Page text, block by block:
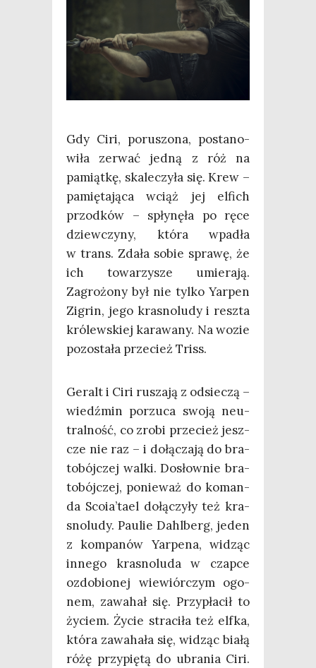
Gdy Ciri, poru­szo­na, posta­no­
wi­ła zerwać jed­ną z róż na
pamiąt­kę, ska­le­czy­ła się. Krew –
pamię­ta­ją­ca wciąż jej elfich
przod­ków – spły­nę­ła po ręce
dziew­czy­ny, któ­ra wpa­dła
w trans. Zda­ła sobie spra­wę, że
ich towa­rzy­sze umie­ra­ją.
Zagro­żo­ny był nie tyl­ko Yar­pen
Zigrin, jego kra­sno­lu­dy i resz­ta
kró­lew­skiej kara­wa­ny. Na wozie
pozo­sta­ła prze­cież Triss.
Geralt i Ciri rusza­ją z odsie­czą –
wiedź­min porzu­ca swo­ją neu­
tral­ność, co zro­bi prze­cież jesz­
cze nie raz – i dołą­cza­ją do bra­
to­bój­czej wal­ki. Dosłow­nie bra­
to­bój­czej, ponie­waż do koman­
da Scoia’tael dołą­czy­ły też kra­
sno­lu­dy. Pau­lie Dahl­berg, jeden
z kom­pa­nów Yar­pe­na, widząc
inne­go kra­sno­lu­da w czap­ce
ozdo­bio­nej wie­wiór­czym ogo­
nem, zawa­hał się. Przy­pła­cił to
życiem. Życie stra­ci­ła też elf­ka,
któ­ra zawa­ha­ła się, widząc bia­łą
różę przy­pię­tą do ubra­nia Ciri.